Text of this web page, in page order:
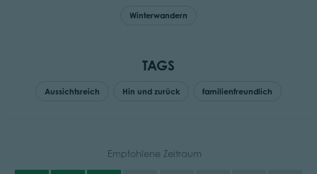
Winterwandern
TAGS
Aussichtsreich Hin und zurück familienfreundlich
Empfohlene Zeitraum